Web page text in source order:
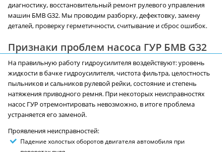
диагностику, восстановительный ремонт рулевого управления
машин БМВ G32. Мы проводим разборку, дефектовку, замену
деталей, проверку герметичности, считывание и сброс ошибок.
Признаки проблем насоса ГУР БМВ G32
На правильную работу гидроусилителя воздействуют: уровень
жидкости в бачке гидроусилителя, чистота фильтра, целостность
пыльников и сальников рулевой рейки, состояние и степень
натяжения приводного ремня. При некоторых неисправностях
насос ГУР отремонтировать невозможно, в итоге проблема
устраняется его заменой.
Проявления неисправностей:
Падение холостых оборотов двигателя автомобиля при